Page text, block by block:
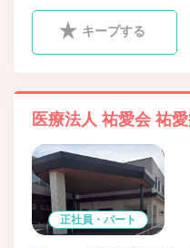
キープする
医療法人 祐愛会 祐
正社員・パート